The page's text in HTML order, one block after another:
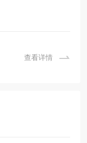
查看详情